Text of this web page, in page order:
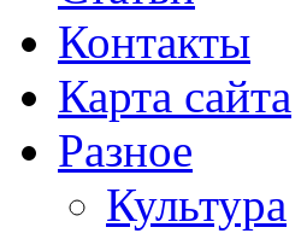
Контакты
Карта сайта
Разное
Культура